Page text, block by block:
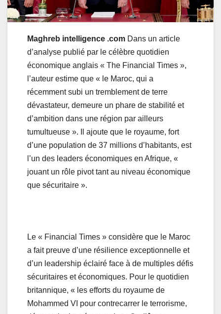
Maghreb intelligence .com Dans un article
d’analyse publié par le célèbre quotidien
économique anglais « The Financial Times »,
l’auteur estime que « le Maroc, qui a
récemment subi un tremblement de terre
dévastateur, demeure un phare de stabilité et
d’ambition dans une région par ailleurs
tumultueuse ». Il ajoute que le royaume, fort
d’une population de 37 millions d’habitants, est
l’un des leaders économiques en Afrique, «
jouant un rôle pivot tant au niveau économique
que sécuritaire ».
Le « Financial Times » considère que le Maroc
a fait preuve d’une résilience exceptionnelle et
d’un leadership éclairé face à de multiples défis
sécuritaires et économiques. Pour le quotidien
britannique, « les efforts du royaume de
Mohammed VI pour contrecarrer le terrorisme,